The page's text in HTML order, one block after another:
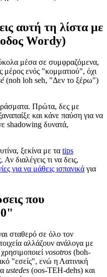
αυτή τη λίστα με
Wordy)
μέσα σε συμφραζόμενα,
μέρος ενός "κομματιού", όχι
(noh loh seh, "Δεν το ξέρω")
Πρώτα, δες με
και κάνε παύση για να
shadowing δυνατά,
ξεκίνα με τα tips
. Αν διαλέγεις τι να δεις,
για να μάθεις ισπανικά για
που
σταθερό σε όλο τον
αλλάζουν ανάλογα με
vosotros (boh-
"εσείς", ενώ η Λατινική
ustedes (oos-TEH-dehs) και